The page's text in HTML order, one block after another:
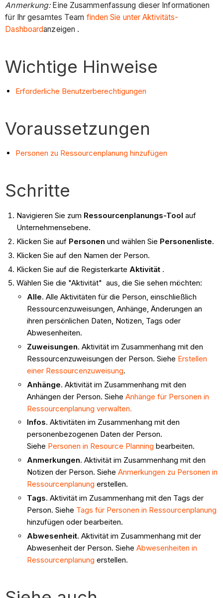
Anmerkung:Eine Zusammenfassung dieser Informationen
für Ihr gesamtes Team finden Sie unter Aktivitäts-
Dashboardanzeigen .
Wichtige Hinweise
Erforderliche Benutzerberechtigungen
Voraussetzungen
Personen zu Ressourcenplanung hinzufügen
Schritte
Navigieren Sie zum Ressourcenplanungs-Tool auf
Unternehmensebene.
Klicken Sie auf Personen und wählen Sie Personenliste.
Klicken Sie auf den Namen der Person.
Klicken Sie auf die Registerkarte Aktivität.
Wählen Sie die "Aktivität" aus, die Sie sehen möchten:
Alle. Alle Aktivitäten für die Person, einschließlich
Ressourcenzuweisungen, Anhänge, Änderungen an
ihren persönlichen Daten, Notizen, Tags oder
Abwesenheiten.
Zuweisungen. Aktivität im Zusammenhang mit den
Ressourcenzuweisungen der Person. Siehe Erstellen
einer Ressourcenzuweisung.
Anhänge. Aktivität im Zusammenhang mit den
Anhängen der Person. Siehe Anhänge für Personen in
Ressourcenplanung verwalten.
Infos. Aktivitäten im Zusammenhang mit den
personenbezogenen Daten der Person.
Siehe Personen in Resource Planning bearbeiten.
Anmerkungen. Aktivität im Zusammenhang mit den
Notizen der Person. Siehe Anmerkungen zu Personen in
Ressourcenplanung erstellen.
Tags. Aktivität im Zusammenhang mit den Tags der
Person. Siehe Tags für Personen in Ressourcenplanung
hinzufügen oder bearbeiten.
Abwesenheit. Aktivität im Zusammenhang mit der
Abwesenheit der Person. Siehe Abwesenheiten in
Ressourcenplanung erstellen.